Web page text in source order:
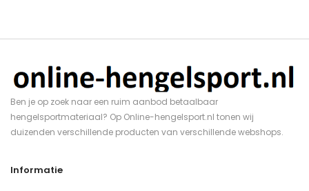
Ben je op zoek naar een ruim aanbod betaalbaar
hengelsportmateriaal? Op Online-hengelsport.nl tonen wij
duizenden verschillende producten van verschillende webshops.
Informatie